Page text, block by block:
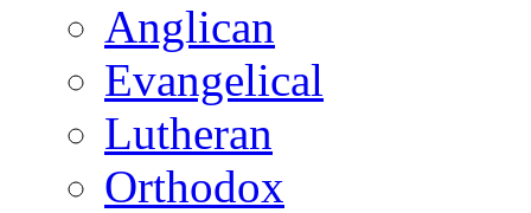
Anglican
Evangelical
Lutheran
Orthodox